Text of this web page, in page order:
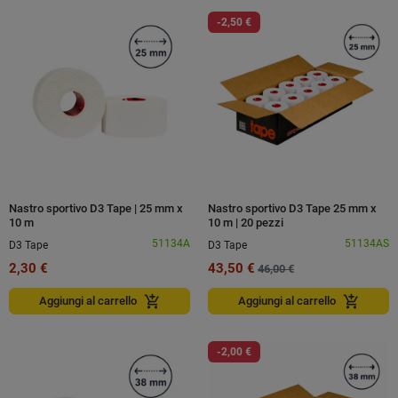
Nastro sportivo D3 Tape | 25 mm x
10 m
D3 Tape
51134A
2,30 €
Aggiungi al carrello add_shopping_cart
-2,50 €
Nastro sportivo D3 Tape 25 mm x
10 m | 20 pezzi
D3 Tape
51134AS
43,50 € 46,00 €
Aggiungi al carrello add_shopping_cart
-2,00 €